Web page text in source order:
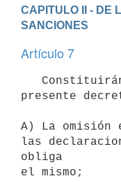
CAPITULO II - DE
SANCIONES
Artículo 7
presente
A) La omisión
las
obliga
el mismo;